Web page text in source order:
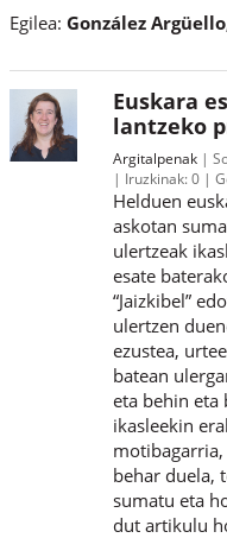
Egilea: González
Euskara
lantzeko
Argitalpenak
Iruzkinak:0
Helduen
askotan
ulertzeak
esate
“Jaizkibel”
ulertzen
ezustea,
batean
eta behin eta
ikasleekin
behar duela,
sumatu eta
dut artikulu